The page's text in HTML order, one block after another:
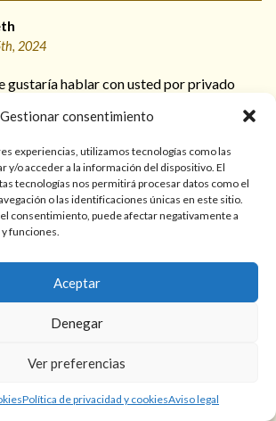
Gestionar consentimiento
experiencias, utilizamos tecnologías como las
y/o acceder a la información del dispositivo. El
tecnologías nos permitirá procesar datos como el
o las identificaciones únicas en este sitio.
consentimiento, puede afectar negativamente a
funciones.
Aceptar
Denegar
Ver preferencias
Política de privacidad y cookiesAviso legal
2024
gustaría hablar con usted por privado
Responder
17th, 2024
sobre tu situación.
27th, 2023